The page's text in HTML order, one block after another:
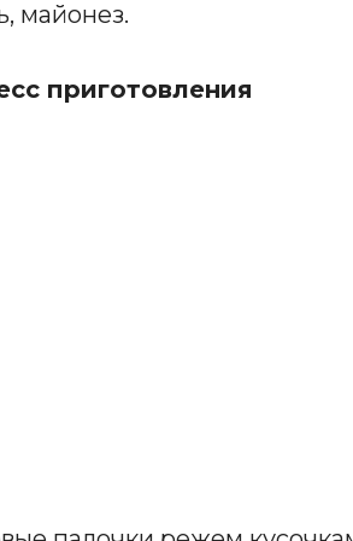
майонез.
приготовления